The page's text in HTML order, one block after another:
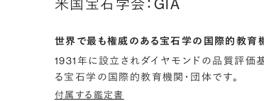
米国宝石学会：GIA
世界で最も権威のある宝石学の国際的教育
1931年に設立されダイヤモンドの品質評価
る宝石学の国際的教育機関・団体です。
付属する鑑定書